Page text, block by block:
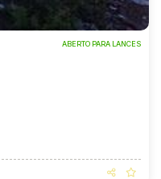
ABERTO PARA LANCES